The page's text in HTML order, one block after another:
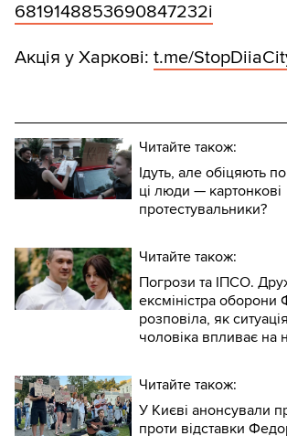
6819148853690847232і
Акція у Харкові: t.me/
Читайте також:
Ідуть, але обіцяють
ці люди — картонкові
протестувальники?
Читайте також:
Погрози та ІПСО.
ексміністра
розповіла, як
чоловіка впливає на
Читайте також:
У Києві анонсували
проти відставки